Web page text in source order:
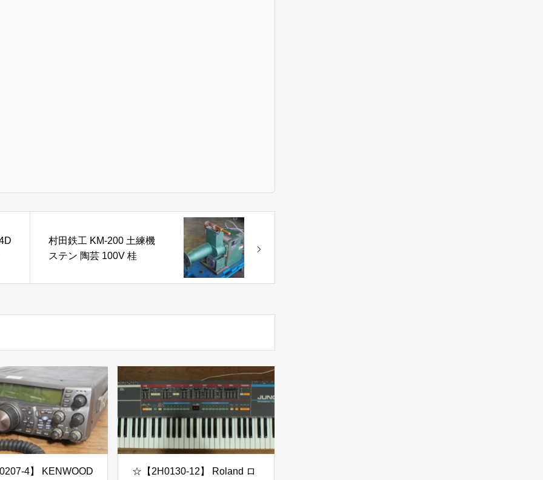
村田鉄工 KM-200 土練機
ステン 陶芸 100V 桂
4】 KENWOOD
☆【2H0130-12】 Roland ロ